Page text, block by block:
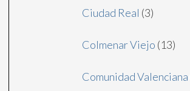
Ciudad Real (3)
Colmenar Viejo (13)
Comunidad Valenciana